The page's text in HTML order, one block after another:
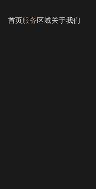
首页服务区域关于我们